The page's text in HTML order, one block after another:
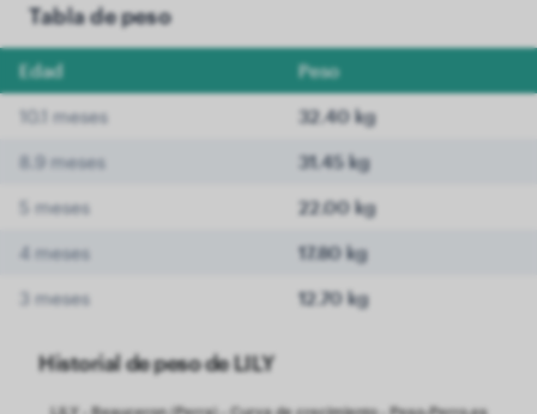
Tabla de peso
Edad Peso
10.1 meses 32.40 kg
8.9 meses 31.45 kg
5 meses 22.00 kg
4 meses 17.80 kg
3 meses 12.70 kg
Historial de peso de LILY